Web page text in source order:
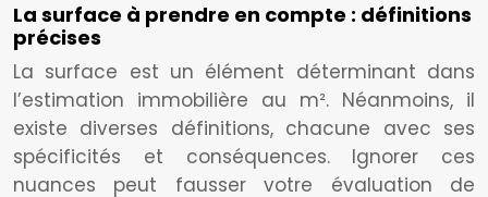
La surface à prendre en compte : définitions
précises
La surface est un élément déterminant dans
l’estimation immobilière au m². Néanmoins, il
existe diverses définitions, chacune avec ses
spécificités et conséquences. Ignorer ces
nuances peut fausser votre évaluation de